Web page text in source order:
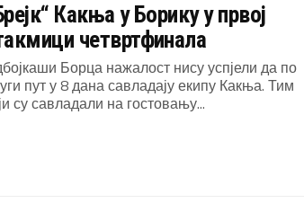
Какња у Борику у првој
четвртфинала
Борца нажалост нису успјели да по
пут у 8 дана савладају екипу Какња. Тим
су савладали на гостовању...